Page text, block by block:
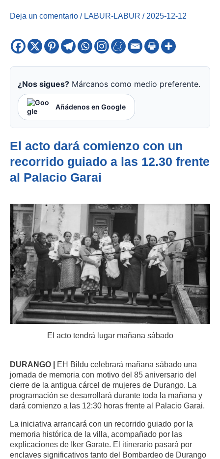
Deja un comentario / LABUR-LABUR / 2025-12-12
¿Nos sigues? Márcanos como medio preferente.
Añádenos en Google
El acto dará comienzo con un
recorrido guiado a las 12.30 frente
al Palacio Garai
El acto tendrá lugar mañana sábado
DURANGO | EH Bildu celebrará mañana sábado una
jornada de memoria con motivo del 85 aniversario del
cierre de la antigua cárcel de mujeres de Durango. La
programación se desarrollará durante toda la mañana y
dará comienzo a las 12:30 horas frente al Palacio Garai.
La iniciativa arrancará con un recorrido guiado por la
memoria histórica de la villa, acompañado por las
explicaciones de Iker Garate. El itinerario pasará por
enclaves significativos tanto del Bombardeo de Durango